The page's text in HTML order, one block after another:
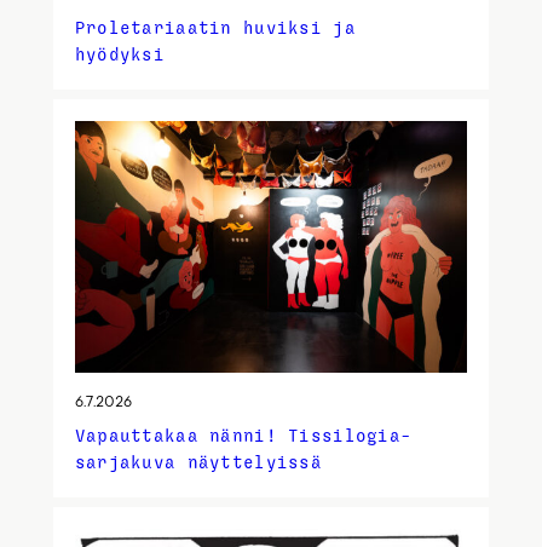
Proletariaatin huviksi ja
hyödyksi
6.7.2026
Vapauttakaa nänni! Tissilogia-
sarjakuva näyttelyissä